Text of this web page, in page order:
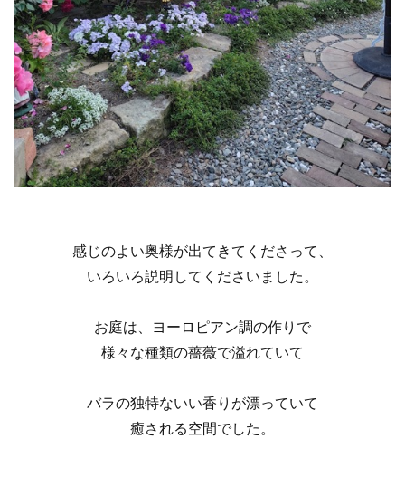
感じのよい奥様が出てきてくださって、
いろいろ説明してくださいました。
お庭は、ヨーロピアン調の作りで
様々な種類の薔薇で溢れていて
バラの独特ないい香りが漂っていて
癒される空間でした。